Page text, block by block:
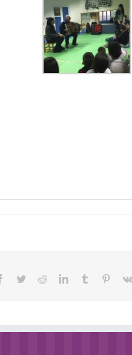
Facebook
TwitterRedditLinkedInTumblr